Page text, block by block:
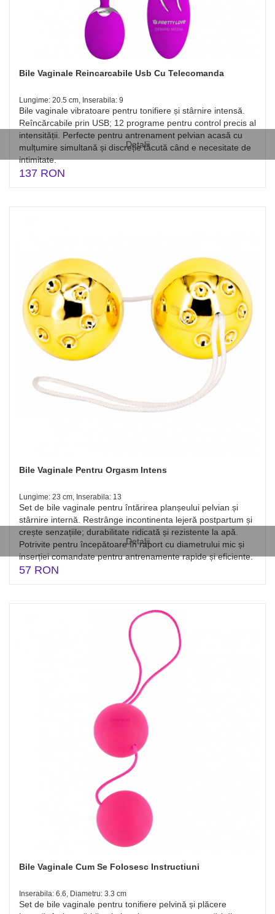
Detalii
Bile Vaginale Reincarcabile Usb Cu Telecomanda
Lungime: 20.5 cm, Inserabila: 9
Bile vaginale vibratoare pentru tonifiere și stârnire intensă.
Reîncărcabile prin USB; 12 programe pentru control precis al
intensității. Perfecte pentru antrenament pelvian acasă cu
mulțumire simultană și discreție tăcută când e necesitate de
intimitate.
137 RON
Detalii
Bile Vaginale Pentru Orgasm Intens
Lungime: 23 cm, Inserabila: 13
Set de bile vaginale pentru întărirea planșeului pelvian și
stârnire internă. Restrânge incontinenta lejeră postpartum și
crește senzațiile; durabilitate ridicată și rezistente la apă.
Potrivite pentru începătoare în raport cu diametrului mic și
inserției comandate pentru antrenamente rapide și eficiente.
57 RON
Bile Vaginale Cum Se Folosesc Instructiuni
Inserabila: 6.6, Diametru: 3.3 cm
Set de bile vaginale pentru tonifiere pelvină și plăcere